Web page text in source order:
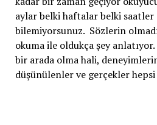
aylar belki haftalar belki saatler
bilemiyorsunuz. Sözlerin
okuma ile oldukça şey
bir arada olma hali,
düşünülenler ve gerçekler hepsi